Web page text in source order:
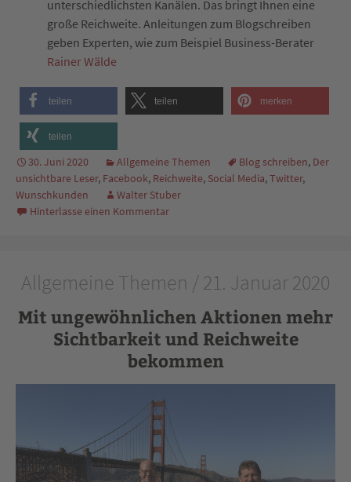
unterschiedlichsten Kanälen. Das bringt Ihnen eine
große Reichweite. Anleitungen zum Blogschreiben
geben Experten, wie zum Beispiel Business-Berater
Rainer Wälde
teilen teilen merken
teilen
30. Juni 2020 Allgemeine Themen Blog schreiben, Der
unsichtbare Leser, Facebook, Reichweite, Social Media,Twitter,
Wunschkunden
Walter Stuber
Hinterlasse einen Kommentar
Allgemeine Themen / 21. Januar 2020
Mit ungewöhnlichen Aktionen mehr
Sichtbarkeit und Reichweite
bekommen